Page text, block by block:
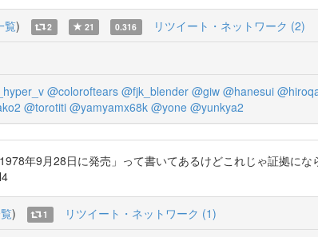
覧) 2 21 0.316 リツイート・ネットワーク (2)
@coloroftears @fjk_blender @giw @hanesui
@torotiti @yamyamx68k @yone @yunkya2
年9月28日に発売」って書いてあるけどこれじゃ証拠に
) 1 リツイート・ネットワーク (1)